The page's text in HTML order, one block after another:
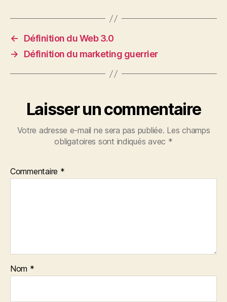
←
Définition du Web 3.0
→
Définition du marketing guerrier
Laisser un commentaire
Votre adresse e-mail ne sera pas publiée. Les champs
obligatoires sont indiqués avec *
Commentaire *
Nom *